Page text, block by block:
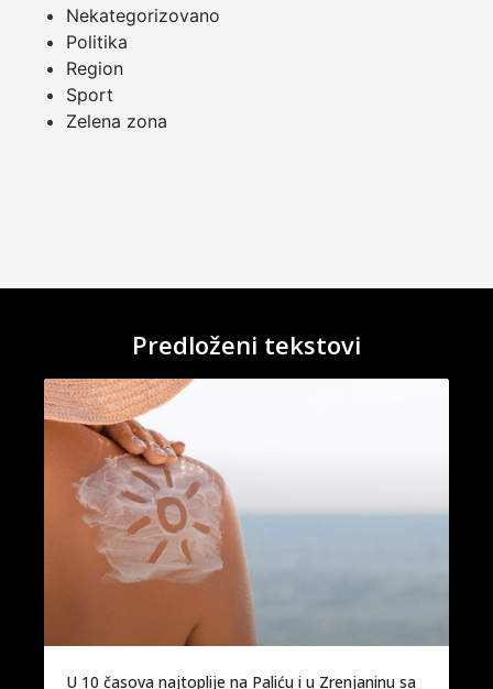
Nekategorizovano
Politika
Region
Sport
Zelena zona
Predloženi tekstovi
U 10 časova najtoplije na Paliću i u Zrenjaninu sa